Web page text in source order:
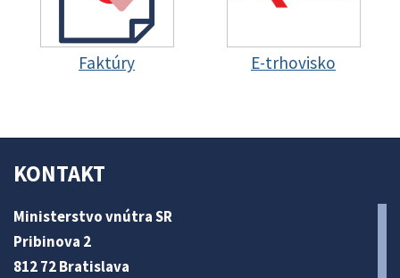
Faktúry E-trhovisko
KONTAKT
Ministerstvo vnútra SR
Pribinova 2
812 72 Bratislava